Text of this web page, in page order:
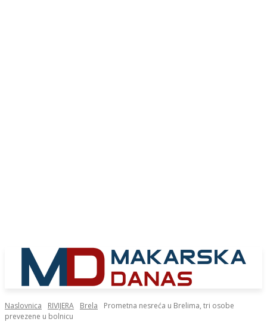
Naslovnica RIVIJERA Brela
Prometna nesreća u Brelima, tri osobe
prevezene u bolnicu